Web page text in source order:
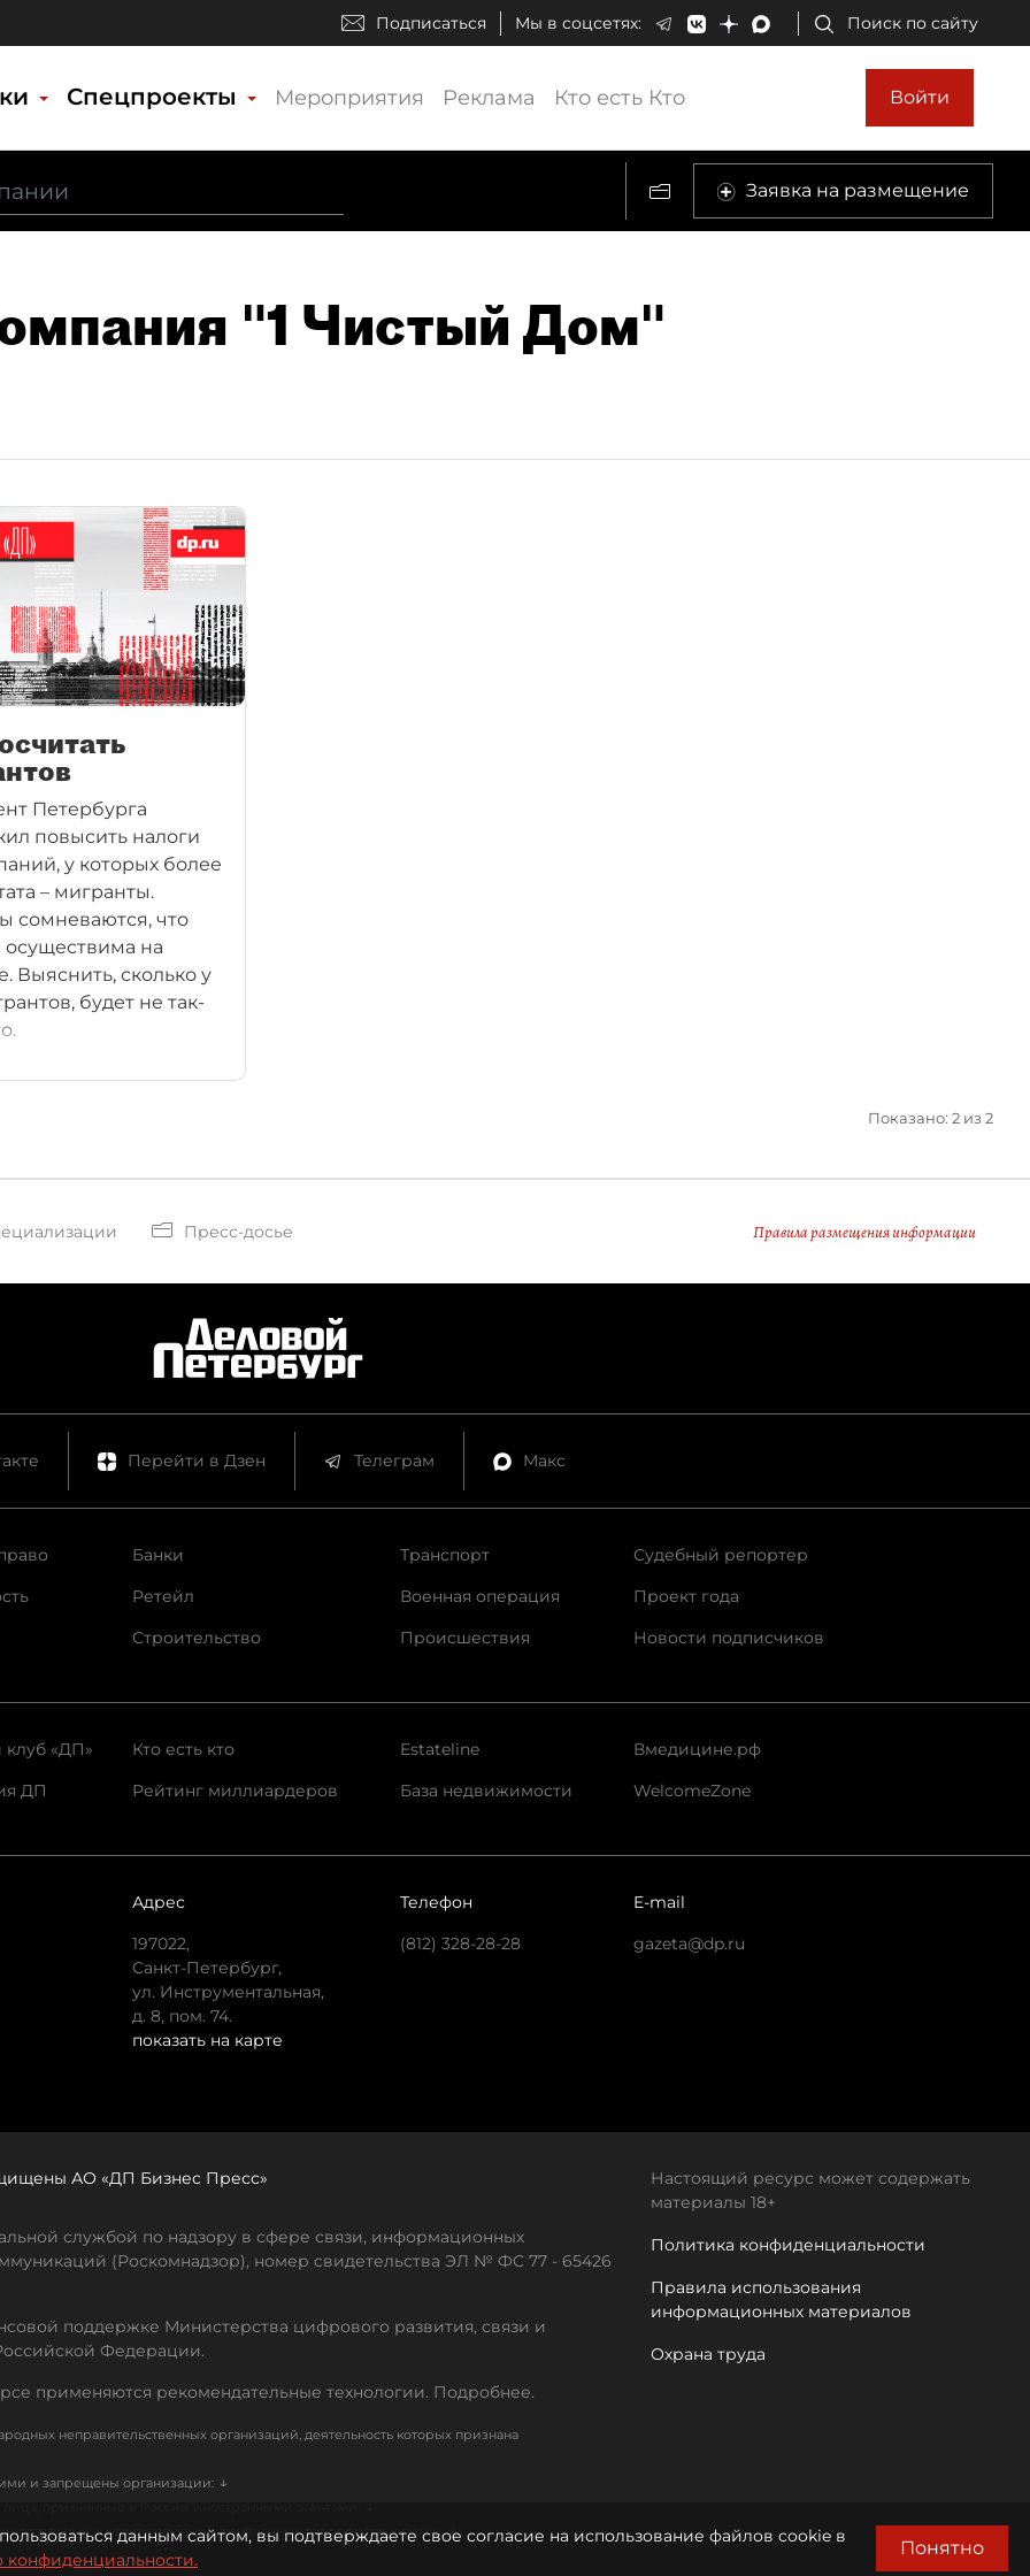
Подписаться Мы в соцсетях: Поиск по сайту
Спецпроекты Мероприятия Реклама Кто есть Кто Войти
Заявка на размещение
"1 Чистый Дом"
Петербурга
повысить налоги
у которых более
– мигранты.
сомневаются, что
осуществима на
Выяснить, сколько у
будет не так-
Показано: 2 из 2
Пресс-досье Правила размещения информации
Перейти в Дзен Телеграм Макс
Банки
Ретейл
Строительство
Транспорт
Военная операция
Происшествия
Судебный репортер
Проект года
Новости подписчиков
клуб «ДП»
ДП
Кто есть кто
Рейтинг миллиардеров
Estateline
База недвижимости
Вмедицине.рф
WelcomeZone
Адрес
197022,
Санкт-Петербург,
ул. Инструментальная,
д. 8, пом. 74.
показать на карте
Телефон
(812) 328-28-28
E-mail
gazeta@dp.ru
АО «ДП Бизнес Пресс»
службой по надзору в сфере связи, информационных
(Роскомнадзор), номер свидетельства ЭЛ № ФС 77 - 65426
поддержке Министерства цифрового развития, связи и
Федерации.
применяются рекомендательные технологии. Подробнее.
неправительственных организаций, деятельность которых признана
и запрещены организации: ↓
и международных, признанных террористическими↓
Настоящий ресурс может содержать
материалы 18+
Политика конфиденциальности
Правила использования
информационных материалов
Охрана труда
данным сайтом, вы подтверждаете свое согласие на использование файлов cookie в
конфиденциальности.
Понятно